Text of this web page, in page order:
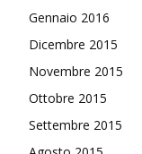
Gennaio 2016
Dicembre 2015
Novembre 2015
Ottobre 2015
Settembre 2015